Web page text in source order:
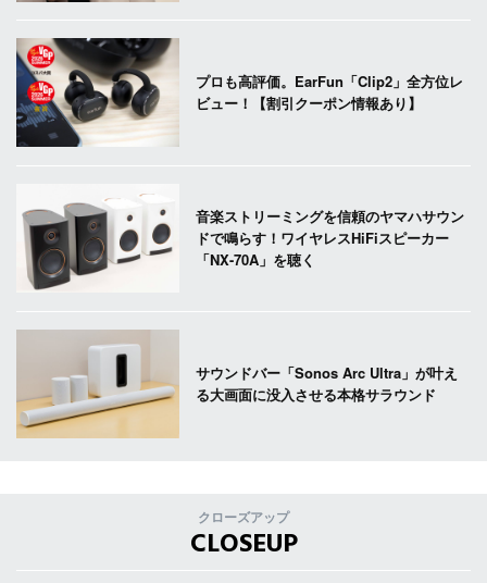
プロも高評価。EarFun「Clip2」全方位レ
ビュー！【割引クーポン情報あり】
音楽ストリーミングを信頼のヤマハサウン
ドで鳴らす！ワイヤレスHiFiスピーカー
「NX-70A」を聴く
サウンドバー「Sonos Arc Ultra」が叶え
る大画面に没入させる本格サラウンド
クローズアップ
CLOSEUP